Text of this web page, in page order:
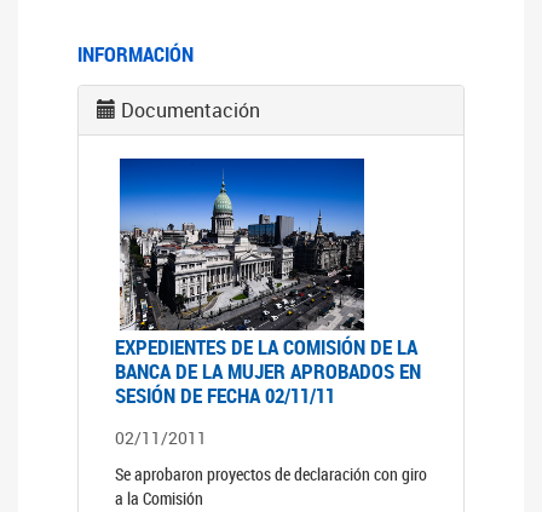
INFORMACIÓN
Documentación
EXPEDIENTES DE LA COMISIÓN DE LA
BANCA DE LA MUJER APROBADOS EN
SESIÓN DE FECHA 02/11/11
02/11/2011
Se aprobaron proyectos de declaración con giro
a la Comisión